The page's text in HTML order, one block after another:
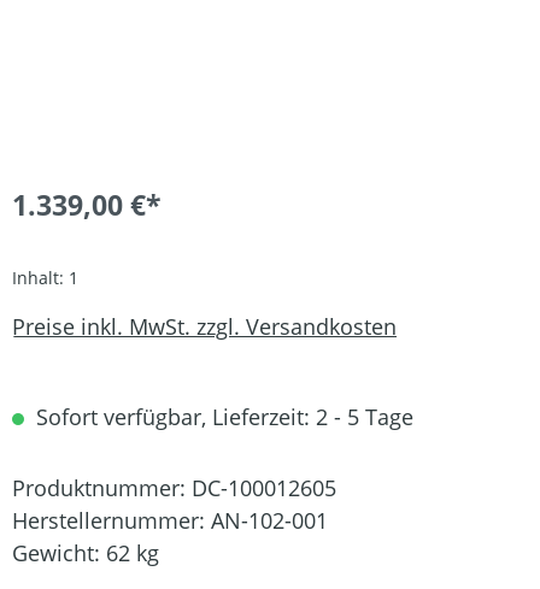
1.339,00 €*
Inhalt: 1
Preise inkl. MwSt. zzgl. Versandkosten
Sofort verfügbar, Lieferzeit: 2 - 5 Tage
Produktnummer: DC-100012605
Herstellernummer: AN-102-001
Gewicht: 62 kg